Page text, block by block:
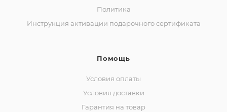
Политика
Инструкция активации подарочного сертификата
Помощь
Условия оплаты
Условия доставки
Гарантия на товар